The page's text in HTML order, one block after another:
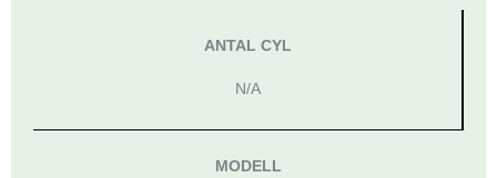
ANTAL CYL
N/A
MODELL